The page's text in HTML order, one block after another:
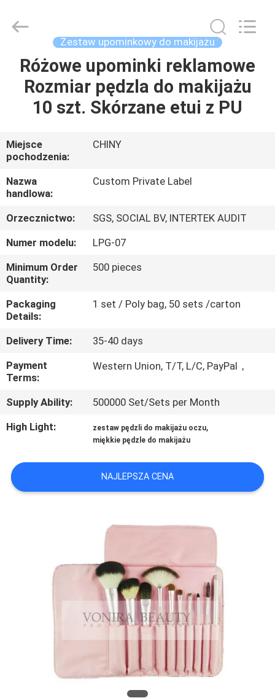
DOM
PRODUKTY
O
NAS
WYCIECZKA
PO
FABRYCE
KONTROLA
JAKOŚCI
SITEMAP
PRIVACY
POLICY
Cosmetics
Reserved.
Zestaw upominkowy do makijażu
Różowe upominki reklamowe
Rozmiar pędzla do makijażu
10 szt. Skórzane etui z PU
Miejsce
pochodzenia:
CHINY
Nazwa
handlowa:
Custom Private Label
Orzecznictwo:
SGS, SOCIAL BV, INTERTEK AUDIT
Numer modelu:
LPG-07
Minimum Order
Quantity:
500 pieces
Packaging
Details:
1 set / Poly bag, 50 sets /carton
Delivery Time:
35-40 days
Payment
Terms:
Western Union, T/T, L/C, PayPal，
Supply Ability:
500000 Set/Sets per Month
High Light:
zestaw pędzli do makijażu oczu,
miękkie pędzle do makijażu
NAJLEPSZA CENA